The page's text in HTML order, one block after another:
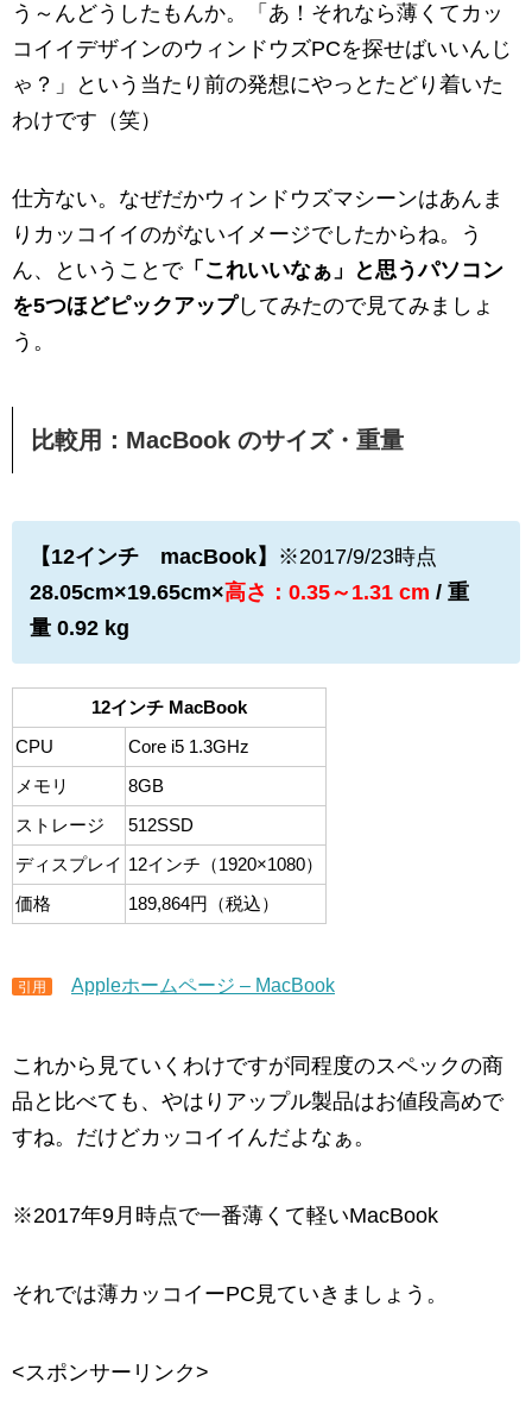
う～んどうしたもんか。「あ！それなら薄くてカッ
コイイデザインのウィンドウズPCを探せばいいんじ
ゃ？」という当たり前の発想にやっとたどり着いた
わけです（笑）
仕方ない。なぜだかウィンドウズマシーンはあんま
りカッコイイのがないイメージでしたからね。う
ん、ということで「これいいなぁ」と思うパソコン
を5つほどピックアップしてみたので見てみましょ
う。
比較用：MacBook のサイズ・重量
【12インチ macBook】 ※2017/9/23時点
28.05cm×19.65cm×高さ：0.35～1.31 cm / 重
量 0.92 kg
12インチ MacBook
CPU
Core i5 1.3GHz
メモリ
8GB
ストレージ
512SSD
ディスプレイ 12インチ（1920×1080）
価格
189,864円（税込）
引用 Appleホームページ – MacBook
これから見ていくわけですが同程度のスペックの商
品と比べても、やはりアップル製品はお値段高めで
すね。だけどカッコイイんだよなぁ。
※2017年9月時点で一番薄くて軽いMacBook
それでは薄カッコイーPC見ていきましょう。
<スポンサーリンク>